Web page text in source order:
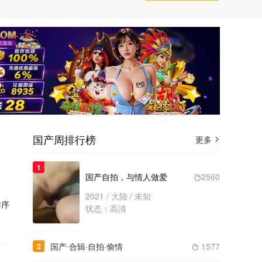
更多 
国产周排行榜
1
2560
国产自拍，与情人做爱
2021 / 大陆 / 未知
状态：高清
2  1577
国产·合辑·自拍·偷情